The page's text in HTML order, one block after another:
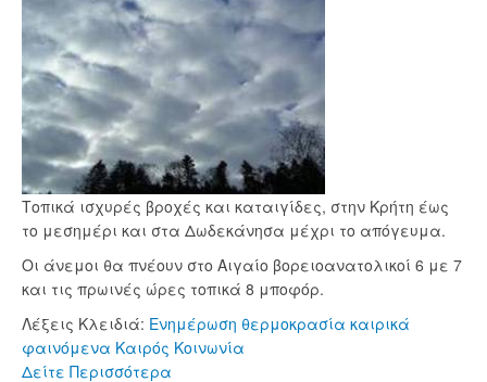
Τοπικά ισχυρές βροχές και καταιγίδες, στην Κρήτη έως
το μεσημέρι και στα Δωδεκάνησα μέχρι το απόγευμα.
Οι άνεμοι θα πνέουν στο Αιγαίο βορειοανατολικοί 6 με 7
και τις πρωινές ώρες τοπικά 8 μποφόρ.
Λέξεις Κλειδιά: Ενημέρωση θερμοκρασία καιρικά
φαινόμενα Καιρός Κοινωνία
Δείτε Περισσότερα